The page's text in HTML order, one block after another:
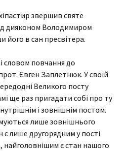
звершив святе
дияконом Володимиром
в сан пресвітера.
словом повчання до
Євген Заплетнюк. У своїй
Великого посту
ще раз пригадати собі про ту
і зовнішнім постом.
лише зовнішнього
лише другорядним у пості
найголовнішим є стан нашого